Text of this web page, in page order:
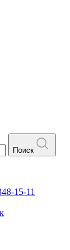
Поиск
15-11